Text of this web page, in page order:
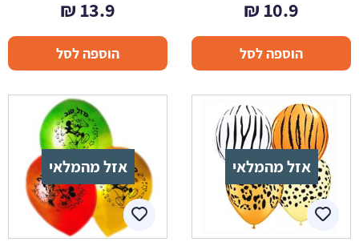
10.9
₪
הוספה לסל
13.9
₪
הוספה לסל
אזל מהמלאי אזל מהמלאי